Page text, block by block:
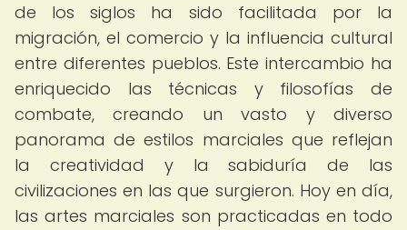
de los siglos ha sido facilitada por la
migración, el comercio y la influencia cultural
entre diferentes pueblos. Este intercambio ha
enriquecido las técnicas y filosofías de
combate, creando un vasto y diverso
panorama de estilos marciales que reflejan
la creatividad y la sabiduría de las
civilizaciones en las que surgieron. Hoy en día,
las artes marciales son practicadas en todo